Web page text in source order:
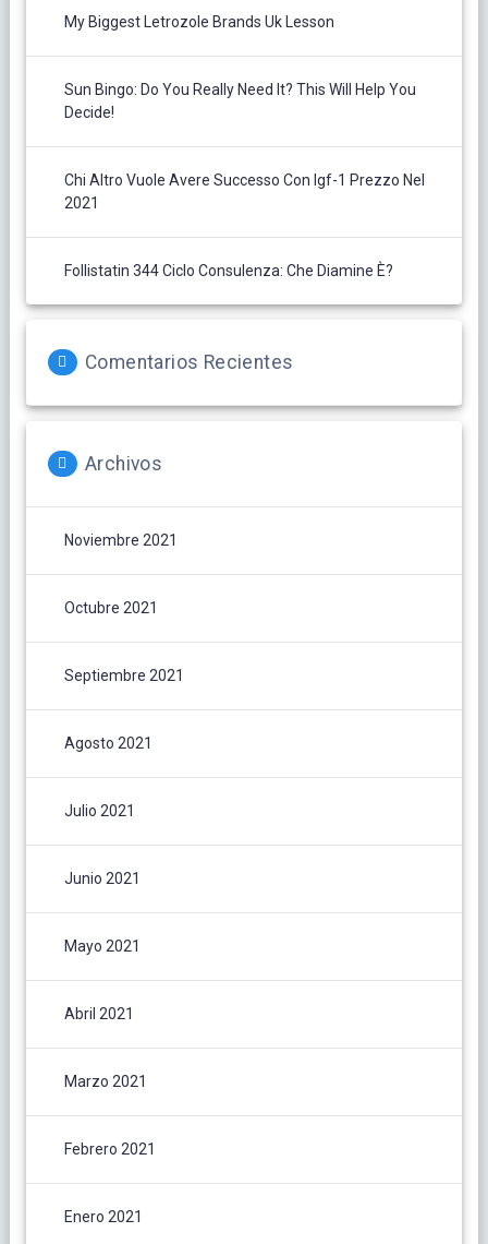
My Biggest Letrozole Brands Uk Lesson
Sun Bingo: Do You Really Need It? This Will Help You
Decide!
Chi Altro Vuole Avere Successo Con Igf-1 Prezzo Nel
2021
Follistatin 344 Ciclo Consulenza: Che Diamine È?
Comentarios Recientes
Archivos
Noviembre 2021
Octubre 2021
Septiembre 2021
Agosto 2021
Julio 2021
Junio 2021
Mayo 2021
Abril 2021
Marzo 2021
Febrero 2021
Enero 2021